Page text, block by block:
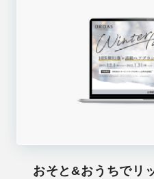
おそと&おうちでリ